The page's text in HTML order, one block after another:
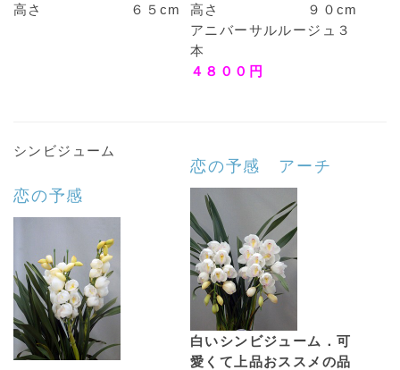
高さ ６５cm
高さ ９０cm
アニバーサルルージュ３
本
４８００円
シンビジューム
恋の予感
恋の予感 アーチ
白いシンビジューム．可
愛くて上品おススメの品